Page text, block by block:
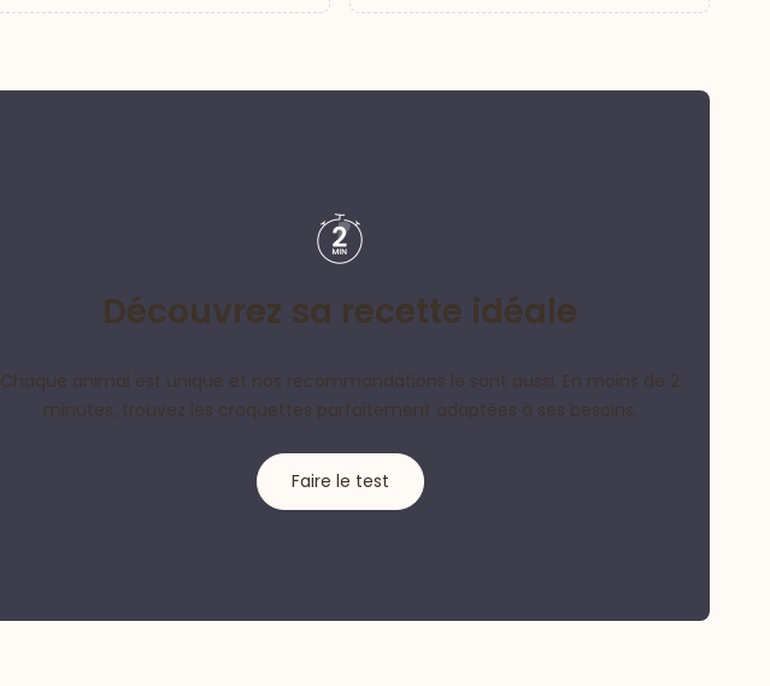
Découvrez sa recette idéale
Chaque animal est unique et nos recommandations le sont aussi. En moins de 2
minutes, trouvez les croquettes parfaitement adaptées à ses besoins.
Faire le test